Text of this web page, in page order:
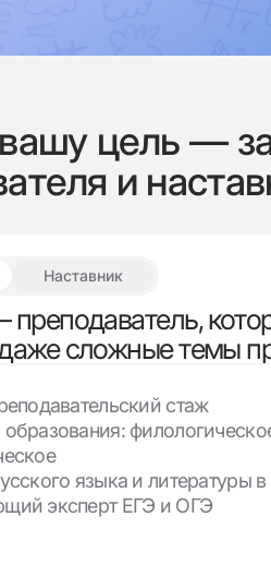
цель —
и
Наставник
сложные темы
стаж
языка и литературы
эксперт ЕГЭ и ОГЭ